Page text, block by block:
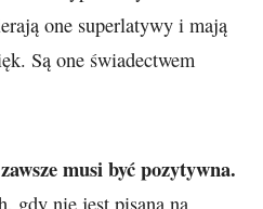
one superlatywy i mają
Są one świadectwem
musi być pozytywna.
gdy nie jest pisana na